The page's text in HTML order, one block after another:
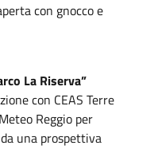
con gnocco e
La Riserva”
con CEAS Terre
Reggio per
una prospettiva